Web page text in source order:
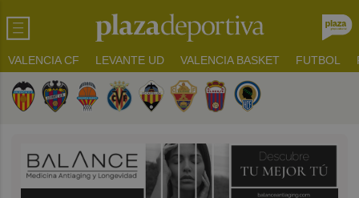
VALENCIA CF LEVANTE UD VALENCIA BASKET FUTBOL